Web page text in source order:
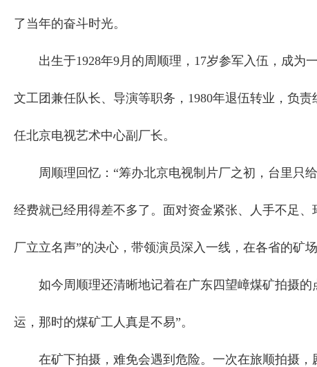
了当年的奋斗时光。
出生于1928年9月的周顺理，17岁参军入伍，成为
文工团兼任队长、导演等职务，1980年退伍转业，负
任北京电视艺术中心副厂长。
周顺理回忆：“筹办北京电视制片厂之初，台里只给
经费就已经用得差不多了。面对资金紧张、人手不足
厂立立名声”的决心，带领演员深入一线，在各省的矿场
如今周顺理还清晰地记着在广东四望嶂煤矿拍摄的
运，那时的煤矿工人真是不易”。
在矿下拍摄，难免会遇到危险。一次在旅顺拍摄，